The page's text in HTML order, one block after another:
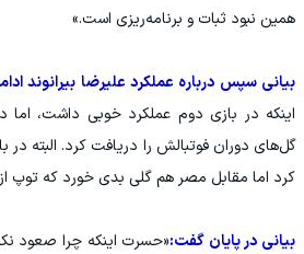
همین نبود ثبات و برنامه‌ریزی است.»
بیانی سپس درباره عملکرد علیرضا بیرانوند
اینکه در بازی دوم عملکرد خوبی داشت، اما
گل‌های دوران فوتبالش را دریافت کرد. البته
کرد اما مقابل مصر هم گلی بدی خورد که توپ
بیانی در پایان گفت:«حسرت اینکه چرا صعود